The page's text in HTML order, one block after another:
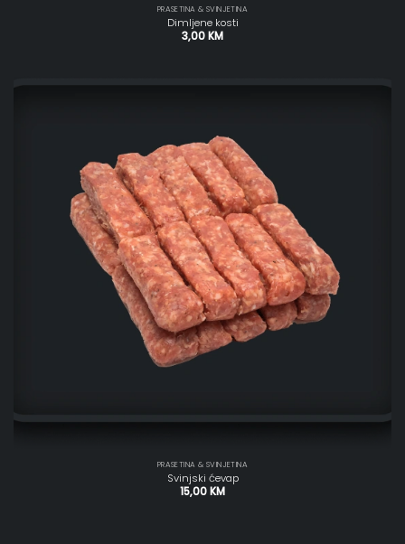
PRASETINA & SVINJETINA
Dimljene kosti
3,00KM
PRASETINA & SVINJETINA
Svinjski ćevap
15,00KM